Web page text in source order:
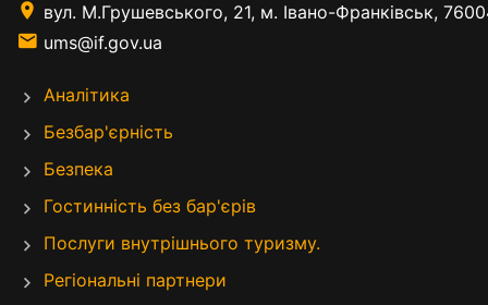
вул. М.Грушевського, 21, м. Івано-Франківськ,
ums@if.gov.ua
Аналітика
Безбар'єрність
Безпека
Гостинність без бар'єрів
Послуги внутрішнього туризму.
Регіональні партнери